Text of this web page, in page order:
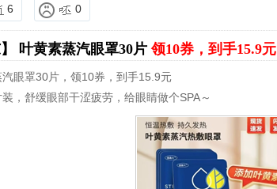
6 0
叶黄素蒸汽眼罩30片领10券，到手15.9元
眼罩30片，领10券，到手15.9元
，舒缓眼部干涩疲劳，给眼睛做个SPA～